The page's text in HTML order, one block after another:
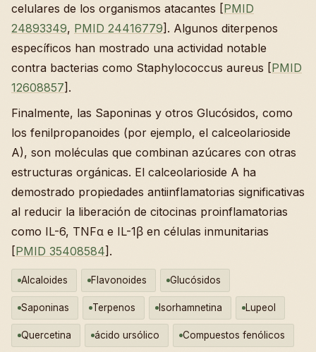
celulares de los organismos atacantes [PMID
24893349, PMID 24416779]. Algunos diterpenos
específicos han mostrado una actividad notable
contra bacterias como Staphylococcus aureus [PMID
12608857].
Finalmente, las Saponinas y otros Glucósidos, como
los fenilpropanoides (por ejemplo, el calceolarioside
A), son moléculas que combinan azúcares con otras
estructuras orgánicas. El calceolarioside A ha
demostrado propiedades antiinflamatorias significativas
al reducir la liberación de citocinas proinflamatorias
como IL-6, TNFα e IL-1β en células inmunitarias
[PMID 35408584].
Alcaloides Flavonoides Glucósidos
Saponinas Terpenos Isorhamnetina Lupeol
Quercetina ácido ursólico Compuestos fenólicos